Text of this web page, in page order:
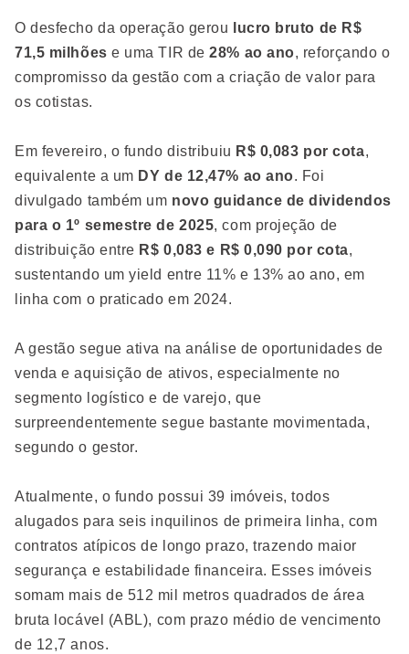
O desfecho da operação gerou
lucro bruto de R$
71,5 milhões e uma TIR de28% ao ano, reforçando o
compromisso da gestão com a criação de valor para
os cotistas.
Em fevereiro, o fundo distribuiu R$ 0,083 por cota,
equivalente a um DY de 12,47% ao ano. Foi
divulgado também um novo guidance de dividendos
para o 1º semestre de 2025, com projeção de
distribuição entre R$ 0,083 e R$ 0,090 por cota,
sustentando um yield entre 11% e 13% ao ano, em
linha com o praticado em 2024.
A gestão segue ativa na análise de oportunidades de
venda e aquisição de ativos, especialmente no
segmento logístico e de varejo, que
surpreendentemente segue bastante movimentada,
segundo o gestor.
Atualmente, o fundo possui 39 imóveis, todos
alugados para seis inquilinos de primeira linha, com
contratos atípicos de longo prazo, trazendo maior
segurança e estabilidade financeira. Esses imóveis
somam mais de 512 mil metros quadrados de área
bruta locável (ABL), com prazo médio de vencimento
de 12,7 anos.